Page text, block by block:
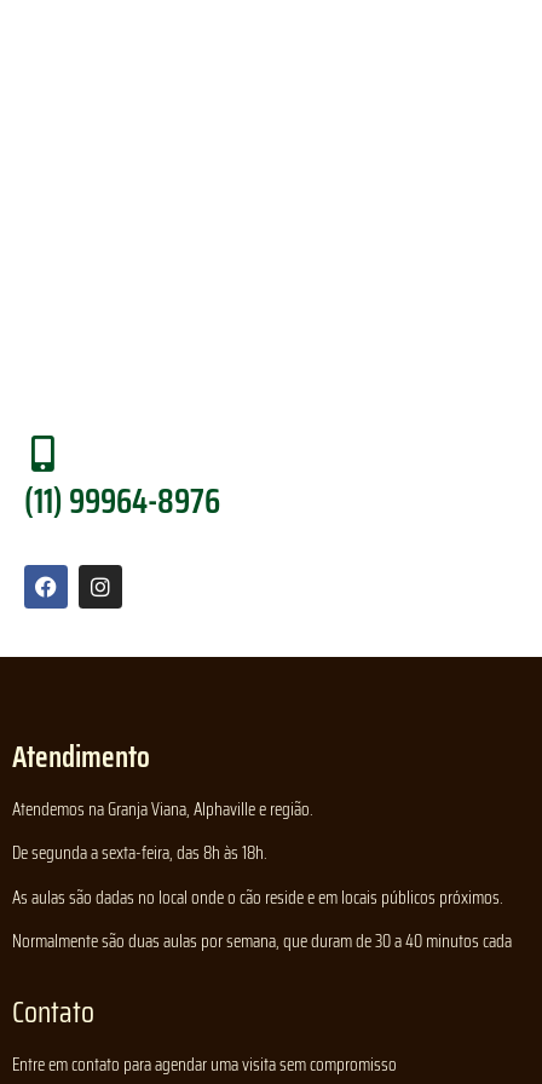
(11) 99964-8976
Atendimento
Atendemos na Granja Viana, Alphaville e região.
De segunda a sexta-feira, das 8h às 18h.
As aulas são dadas no local onde o cão reside e em locais públicos próximos.
Normalmente são duas aulas por semana, que duram de 30 a 40 minutos cada
Contato
Entre em contato para agendar uma visita sem compromisso